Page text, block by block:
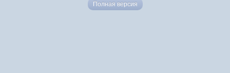
Полная версия